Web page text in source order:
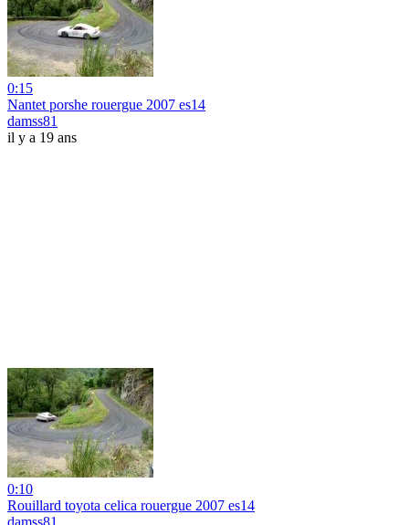
0:15
Nantet porshe rouergue 2007 es14
damss81
il y a 19 ans
0:10
Rouillard toyota celica rouergue 2007 es14